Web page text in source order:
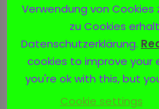
Social Media
Verwendung von
zu Cookies
Datenschutzerklärung.
cookies to improve your
you're ok with this, but
Cookie settings